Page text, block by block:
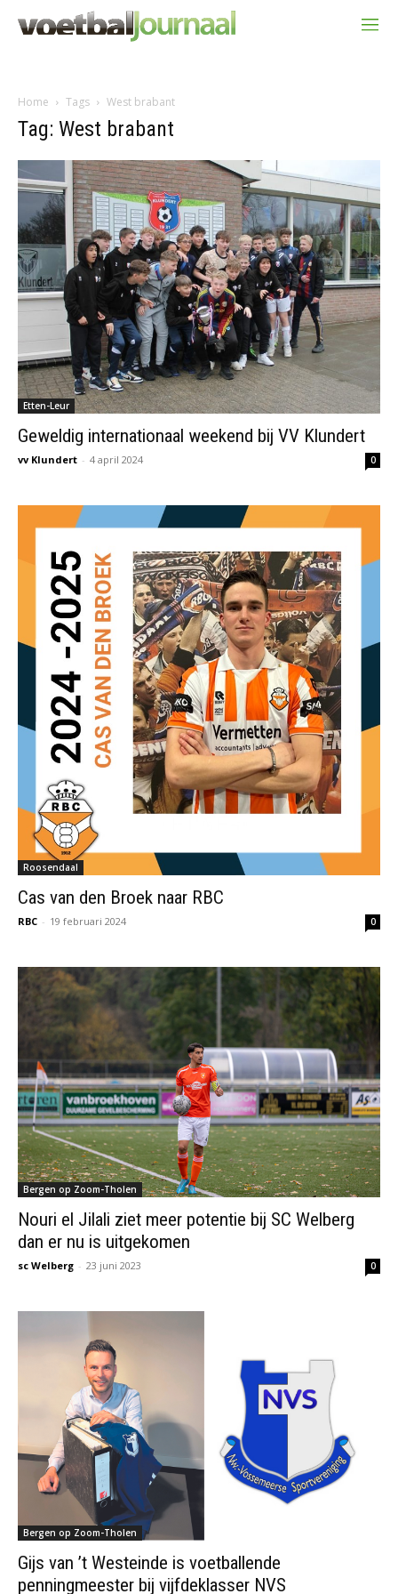
Home Tags West brabant
Tag: West brabant
Etten-Leur
Geweldig internationaal weekend bij VV Klundert
vv Klundert - 4 april 2024 0
Roosendaal
Cas van den Broek naar RBC
RBC - 19 februari 2024 0
Bergen op Zoom-Tholen
Nouri el Jilali ziet meer potentie bij SC Welberg
dan er nu is uitgekomen
sc Welberg - 23 juni 2023 0
Bergen op Zoom-Tholen
Gijs van ’t Westeinde is voetballende
penningmeester bij vijfdeklasser NVS